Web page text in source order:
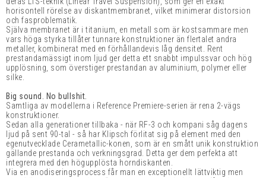
horisontell rörelse av diskantmembranet, vilket minimerar distorsion
och fasproblematik.
Själva membranet är i titanium, en metall som är kostsammare men
vars höga styrka tillåter tunnare konstruktioner än flertalet andra
metaller, kombinerat med en förhållandevis låg densitet. Rent
prestandamässigt inom ljud ger detta ett snabbt impulssvar och hög
upplösning, som överstiger prestandan av aluminium, polymer eller
silke.
Big sound. No bullshit.
Samtliga av modellerna i Reference Premiere-serien är rena 2-vägs
konstruktioner.
Sedan alla generationer tillbaka - när RF-3 och kompani såg dagens
ljud på sent 90-tal - så har Klipsch förlitat sig på element med den
egenutvecklade Cerametallic-konen, som är en smått unik konstruktion
gällande prestanda och verkningsgrad. Detta ger dem perfekta att
integrera med den högupplösta horndiskanten.
Via en anodiseringsprocess får man en exceptionellt lättviktig men